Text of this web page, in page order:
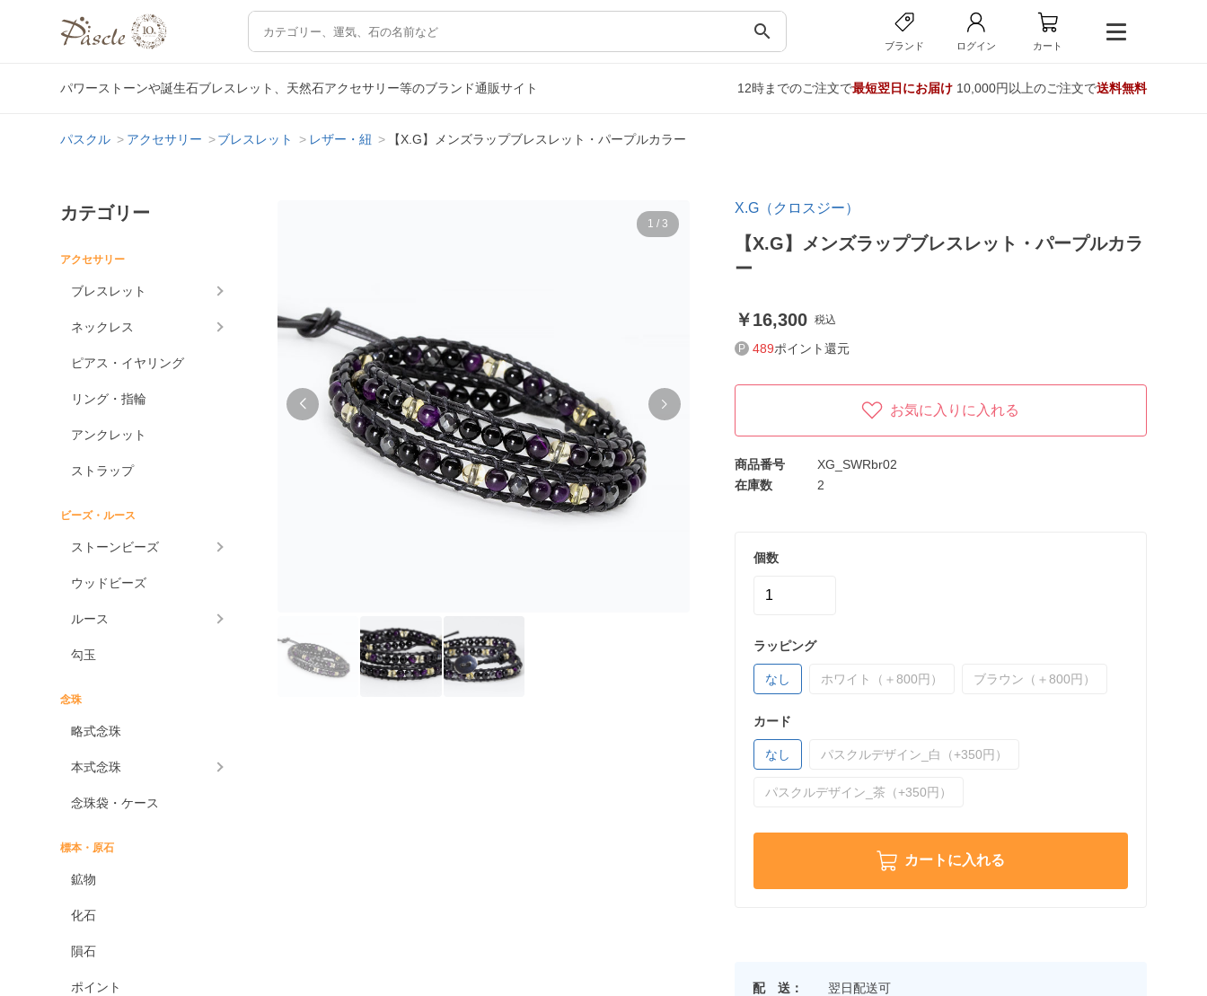
search
ブランド ログイン カート
パワーストーンや誕生石ブレスレット、天然石アクセサリー等のブランド通販サイト 12時までのご注文で最短翌日にお届け10,000円以上のご注文で送料無料
パスクル アクセサリー ブレスレット レザー・紐 【X.G】メンズラップブレスレット・パープルカラー
カテゴリー
アクセサリー
ブレスレット
ネックレス
ピアス・イヤリング
リング・指輪
アンクレット
ストラップ
ビーズ・ルース
ストーンビーズ
ウッドビーズ
ルース
勾玉
念珠
略式念珠
本式念珠
念珠袋・ケース
標本・原石
鉱物
化石
隕石
ポイント
1 / 3
X.G（クロスジー）
【X.G】メンズラップブレスレット・パープルカラ
ー
16,300 税込
489ポイント還元
お気に入りに入れる
商品番号
XG_SWRbr02
在庫数
2
個数
ラッピング
なし ホワイト（＋800円） ブラウン（＋800円）
カード
なし パスクルデザイン_白（+350円）
パスクルデザイン_茶（+350円）
カートに入れる
配 送：
翌日配送可